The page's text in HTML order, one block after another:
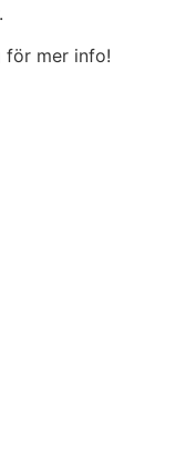
för mer info!